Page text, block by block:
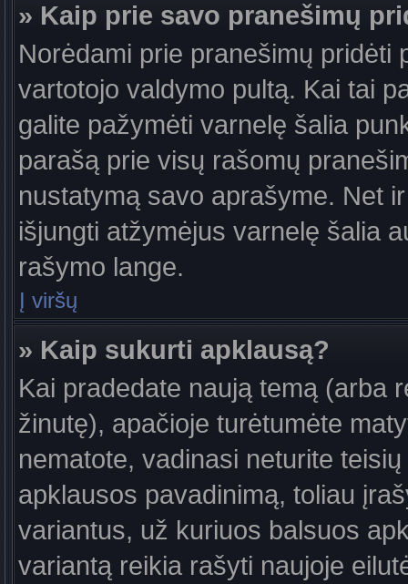
» Kaip prie savo pranešimų
Norėdami prie pranešimų pridėti
vartotojo valdymo pultą. Kai tai
galite pažymėti varnelę šalia
parašą prie visų rašomų
nustatymą savo aprašyme. Net
išjungti atžymėjus varnelę šalia
rašymo lange.
Į viršų
» Kaip sukurti apklausą?
Kai pradedate naują temą (arba
žinutę), apačioje turėtumėte
nematote, vadinasi neturite
apklausos pavadinimą, toliau
variantus, už kuriuos balsuos
variantą reikia rašyti naujoje